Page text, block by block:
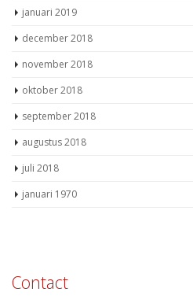
januari 2019
december 2018
november 2018
oktober 2018
september 2018
augustus 2018
juli 2018
januari 1970
Contact